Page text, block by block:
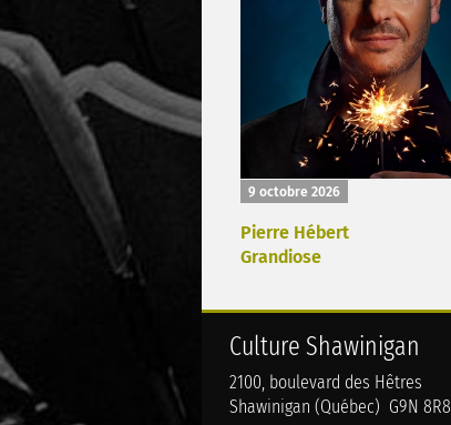
9 octobre 2026
Pierre Hébert
Grandiose
Culture Shawinigan
2100, boulevard des Hêtres
Shawinigan (Québec) G9N 8R8